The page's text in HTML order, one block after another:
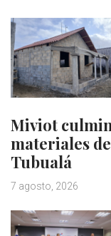
Miviot
materiales
Tubualá
7 agosto, 2026